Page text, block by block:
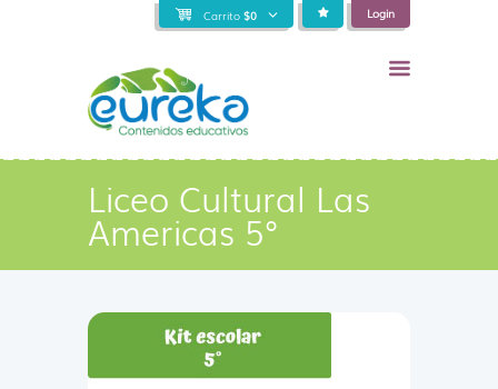
Carrito $0 Login
Liceo Cultural Las
Americas 5°